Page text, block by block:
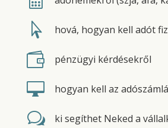
 hová, hogyan kell adót
 pénzügyi kérdésekről
 hogyan kell az
w ki segíthet Neked a